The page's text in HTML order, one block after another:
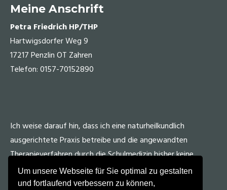
Um unsere Webseite für Sie optimal zu gestalten
und fortlaufend verbessern zu können,
Meine Anschrift
Petra Friedrich HP/THP
Hartwigsdorfer Weg 9
17217 Penzlin OT Zahren
Telefon: 0157-70152890
Ich weise darauf hin, dass ich eine naturheilkundlich
ausgerichtete Praxis betreibe und die angewandten
Therapieverfahren durch die Schulmedizin bisher keine
Anerkennung fanden.